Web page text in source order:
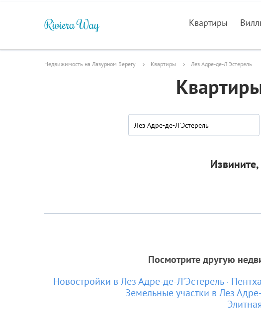
Квартиры
Недвижимость на Лазурном Берегу Квартиры Лез Адре-де-Л'Эстерель
Лез Адре-де-Л'Эстерель
Посмотрите другую
Новостройки в Лез Адре-де-Л'Эстерель
Земельные участки в Лез